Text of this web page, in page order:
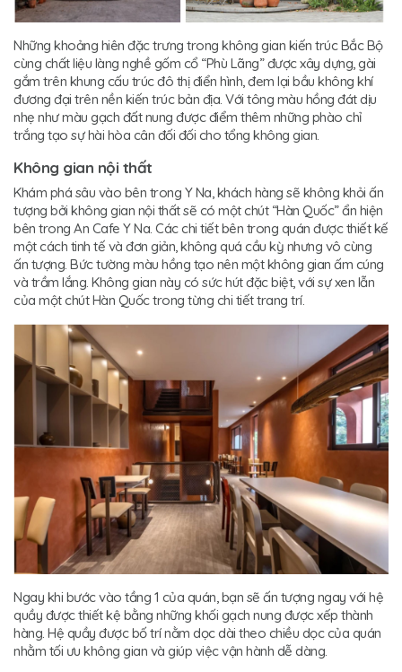
Những khoảng hiên đặc trưng trong không gian kiến trúc Bắc Bộ
cùng chất liệu làng nghề gốm cổ “Phù Lãng” được xây dựng, gài
gắm trên khung cấu trúc đô thị điển hình, đem lại bầu không khí
đương đại trên nền kiến trúc bản địa. Với tông màu hồng đát dịu
nhẹ như màu gạch đất nung được điểm thêm những phào chỉ
trắng tạo sự hài hòa cân đối đối cho tổng không gian.
Không gian nội thất
Khám phá sâu vào bên trong Y Na, khách hàng sẽ không khỏi ấn
tượng bởi không gian nội thất sẽ có một chút “Hàn Quốc” ẩn hiện
bên trong An Cafe Y Na. Các chi tiết bên trong quán được thiết kế
một cách tinh tế và đơn giản, không quá cầu kỳ nhưng vô cùng
ấn tượng. Bức tường màu hồng tạo nên một không gian ấm cúng
và trầm lắng. Không gian này có sức hút đặc biệt, với sự xen lẫn
của một chút Hàn Quốc trong từng chi tiết trang trí.
Ngay khi bước vào tầng 1 của quán, bạn sẽ ấn tượng ngay với hệ
quầy được thiết kệ bằng những khối gạch nung được xếp thành
hàng. Hệ quầy được bố trí nằm dọc dài theo chiều dọc của quán
nhằm tối ưu không gian và giúp việc vận hành dễ dàng.